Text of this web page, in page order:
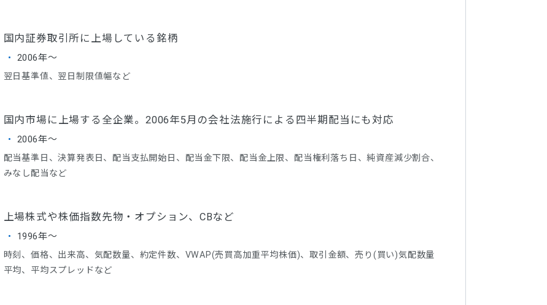
国内証券取引所に上場している銘柄
2006年～
翌日基準値、翌日制限値幅など
国内市場に上場する全企業。2006年5月の会社法施行による四半期配当にも対応
2006年～
配当基準日、決算発表日、配当支払開始日、配当金下限、配当金上限、配当権利落ち日、純資産減少割合、
みなし配当など
上場株式や株価指数先物・オプション、CBなど
1996年～
時刻、価格、出来高、気配数量、約定件数、VWAP(売買高加重平均株価)、取引金額、売り(買い)気配数量
平均、平均スプレッドなど